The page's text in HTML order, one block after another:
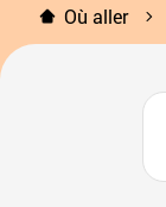
Où aller